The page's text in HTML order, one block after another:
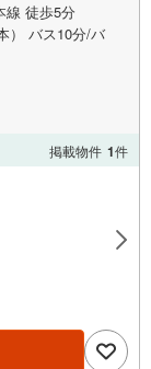
線 徒歩5分
） バス10分/バ
掲載物件 1件